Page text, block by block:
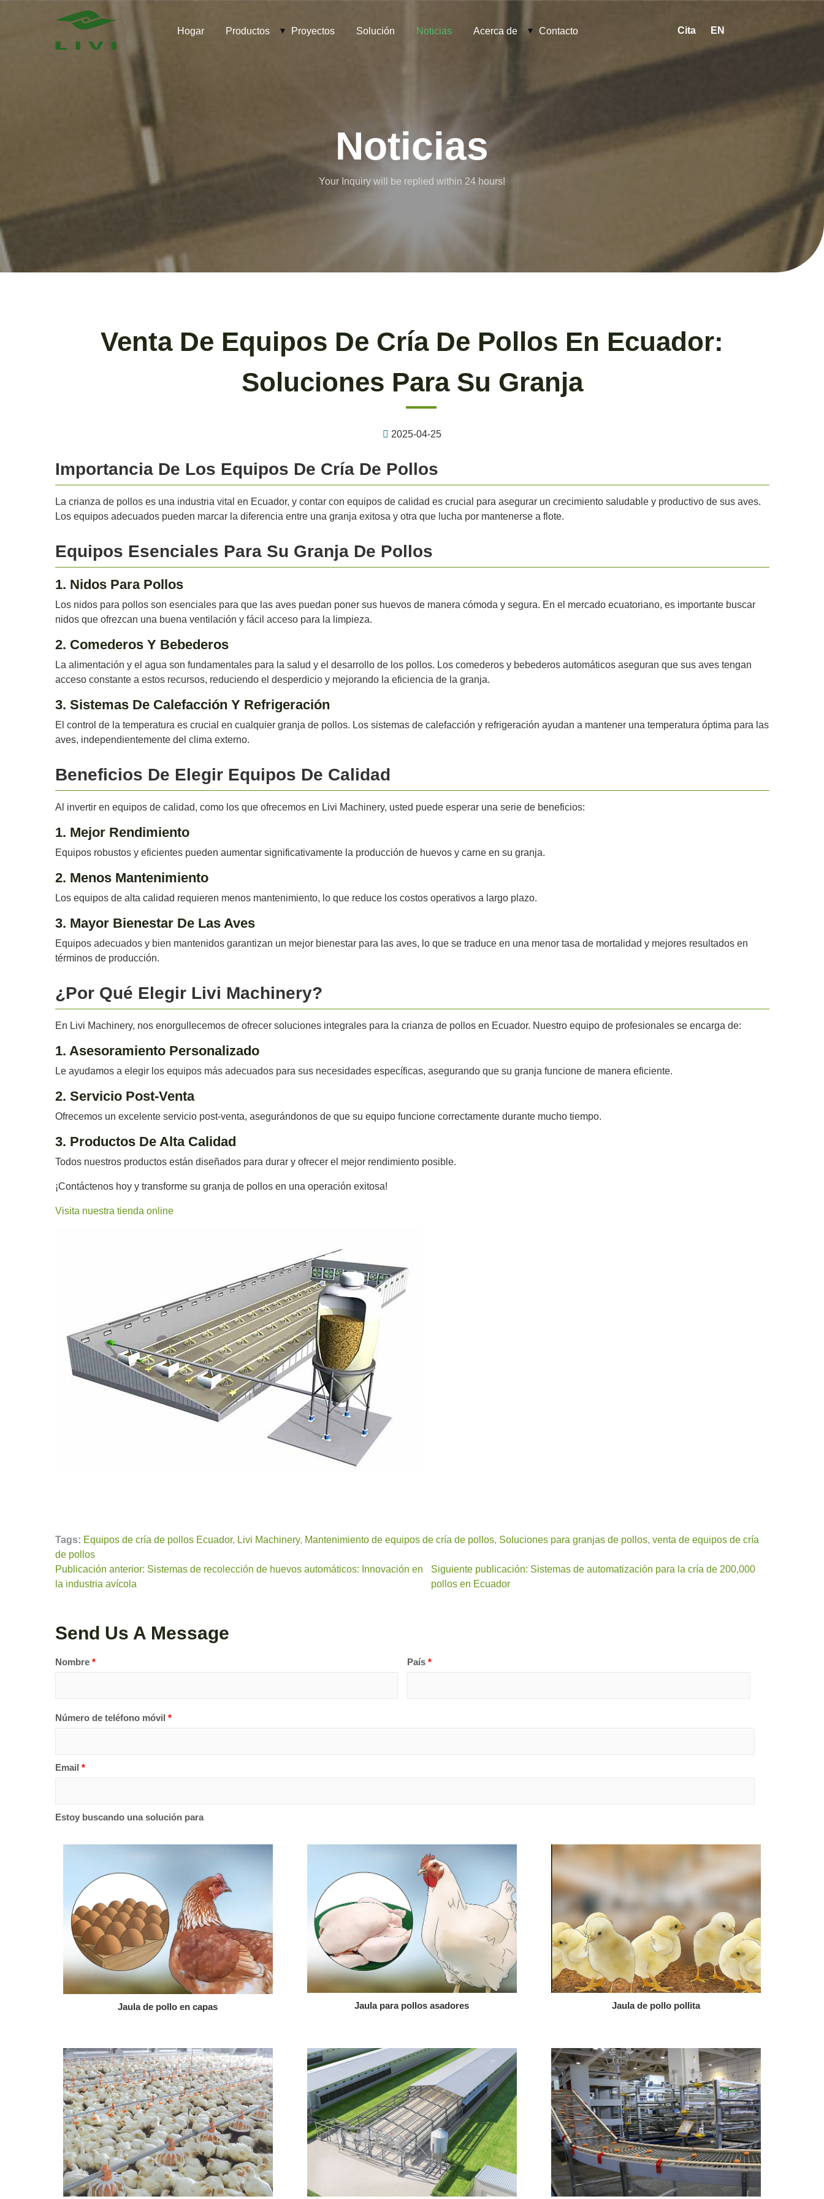
Hogar Productos Proyectos Solución Noticias Acerca de Contacto Cita EN
Noticias
Your Inquiry will be replied within 24 hours!
Venta De Equipos De Cría De Pollos En Ecuador:
Soluciones Para Su Granja
2025-04-25
Importancia De Los Equipos De Cría De Pollos
La crianza de pollos es una industria vital en Ecuador, y contar con equipos de calidad es crucial para asegurar un crecimiento saludable y productivo de sus aves.
Los equipos adecuados pueden marcar la diferencia entre una granja exitosa y otra que lucha por mantenerse a flote.
Equipos Esenciales Para Su Granja De Pollos
1. Nidos Para Pollos
Los nidos para pollos son esenciales para que las aves puedan poner sus huevos de manera cómoda y segura. En el mercado ecuatoriano, es importante buscar
nidos que ofrezcan una buena ventilación y fácil acceso para la limpieza.
2. Comederos Y Bebederos
La alimentación y el agua son fundamentales para la salud y el desarrollo de los pollos. Los comederos y bebederos automáticos aseguran que sus aves tengan
acceso constante a estos recursos, reduciendo el desperdicio y mejorando la eficiencia de la granja.
3. Sistemas De Calefacción Y Refrigeración
El control de la temperatura es crucial en cualquier granja de pollos. Los sistemas de calefacción y refrigeración ayudan a mantener una temperatura óptima para las
aves, independientemente del clima externo.
Beneficios De Elegir Equipos De Calidad
Al invertir en equipos de calidad, como los que ofrecemos en Livi Machinery, usted puede esperar una serie de beneficios:
1. Mejor Rendimiento
Equipos robustos y eficientes pueden aumentar significativamente la producción de huevos y carne en su granja.
2. Menos Mantenimiento
Los equipos de alta calidad requieren menos mantenimiento, lo que reduce los costos operativos a largo plazo.
3. Mayor Bienestar De Las Aves
Equipos adecuados y bien mantenidos garantizan un mejor bienestar para las aves, lo que se traduce en una menor tasa de mortalidad y mejores resultados en
términos de producción.
¿Por Qué Elegir Livi Machinery?
En Livi Machinery, nos enorgullecemos de ofrecer soluciones integrales para la crianza de pollos en Ecuador. Nuestro equipo de profesionales se encarga de:
1. Asesoramiento Personalizado
Le ayudamos a elegir los equipos más adecuados para sus necesidades específicas, asegurando que su granja funcione de manera eficiente.
2. Servicio Post-Venta
Ofrecemos un excelente servicio post-venta, asegurándonos de que su equipo funcione correctamente durante mucho tiempo.
3. Productos De Alta Calidad
Todos nuestros productos están diseñados para durar y ofrecer el mejor rendimiento posible.
¡Contáctenos hoy y transforme su granja de pollos en una operación exitosa!
Visita nuestra tienda online
Tags: Equipos de cría de pollos Ecuador, Livi Machinery, Mantenimiento de equipos de cría de pollos, Soluciones para granjas de pollos, venta de equipos de cría
de pollos
Publicación anterior: Sistemas de recolección de huevos automáticos: Innovación en
la industria avícola
Siguiente publicación: Sistemas de automatización para la cría de 200,000
pollos en Ecuador
Send Us A Message
Nombre * País*
Número de teléfono móvil *
Email *
Estoy buscando una solución para
Jaula de pollo en capas Jaula para pollos asadores Jaula de pollo pollita